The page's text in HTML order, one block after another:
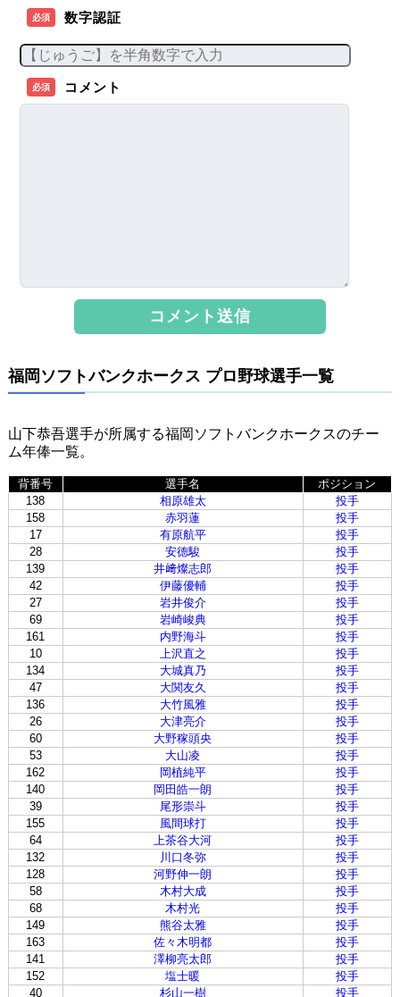
必須 数字認証
必須 コメント
福岡ソフトバンクホークス プロ野球選手一覧
山下恭吾選手が所属する福岡ソフトバンクホークスのチー
ム年俸一覧。
背番号 選手名
ポジション
138
相原雄太
投手
158
赤羽蓮
投手
17
有原航平
投手
28
安德駿
投手
139
井﨑燦志郎
投手
42
伊藤優輔
投手
27
岩井俊介
投手
69
岩崎峻典
投手
161
内野海斗
投手
10
上沢直之
投手
134
大城真乃
投手
47
大関友久
投手
136
大竹風雅
投手
26
大津亮介
投手
60
大野稼頭央
投手
53
大山凌
投手
162
岡植純平
投手
140
岡田皓一朗
投手
39
尾形崇斗
投手
155
風間球打
投手
64
上茶谷大河
投手
132
川口冬弥
投手
128
河野伸一朗
投手
58
木村大成
投手
68
木村光
投手
149
熊谷太雅
投手
163
佐々木明都
投手
141
澤柳亮太郎
投手
152
塩士暖
投手
40
杉山一樹 投手